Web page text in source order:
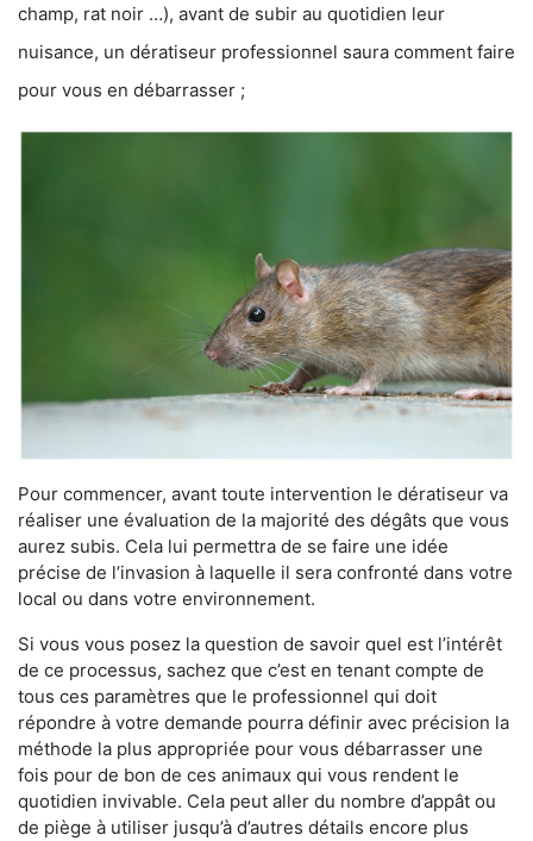
champ, rat noir …), avant de subir au quotidien leur
nuisance, un dératiseur professionnel saura comment faire
pour vous en débarrasser ;
Pour commencer, avant toute intervention le dératiseur va
réaliser une évaluation de la majorité des dégâts que vous
aurez subis. Cela lui permettra de se faire une idée
précise de l’invasion à laquelle il sera confronté dans votre
local ou dans votre environnement.
Si vous vous posez la question de savoir quel est l’intérêt
de ce processus, sachez que c’est en tenant compte de
tous ces paramètres que le professionnel qui doit
répondre à votre demande pourra définir avec précision la
méthode la plus appropriée pour vous débarrasser une
fois pour de bon de ces animaux qui vous rendent le
quotidien invivable. Cela peut aller du nombre d’appât ou
de piège à utiliser jusqu’à d’autres détails encore plus